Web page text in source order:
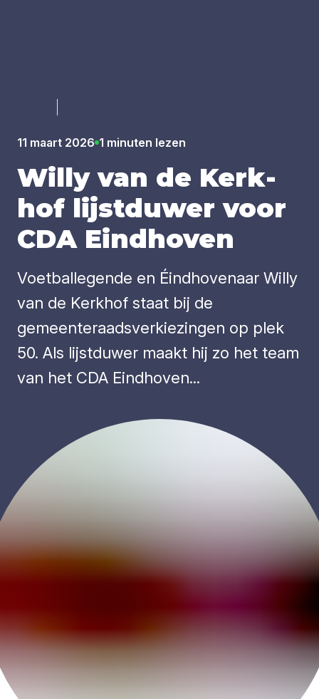
11 maart 2026 1 minuten lezen
Wil­ly van de Kerk­
hof lijst­du­wer voor
CDAEind­ho­ven
Voetballegende en Éindhovenaar Willy
van de Kerkhof staat bij de
gemeenteraadsverkiezingen op plek
50. Als lijstduwer maakt hij zo het team
van het CDA Eindhoven...